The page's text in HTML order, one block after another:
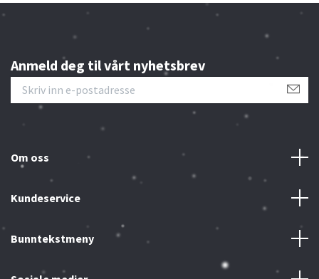
Anmeld deg til vårt nyhetsbrev
Om oss
Kundeservice
Bunntekstmeny